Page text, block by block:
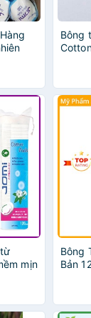
Bông
mịn
Bông
Bản